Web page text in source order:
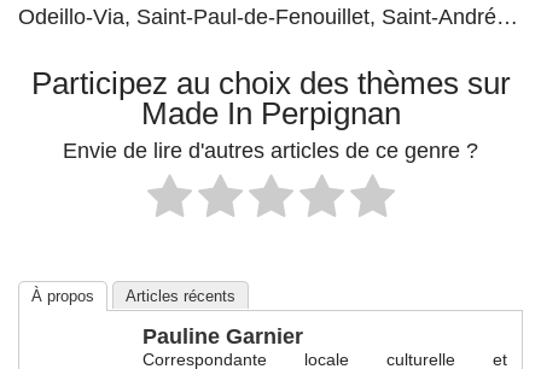
Odeillo-Via, Saint-Paul-de-Fenouillet, Saint-André…
Participez au choix des thèmes sur
Made In Perpignan
Envie de lire d'autres articles de ce genre ?
À propos Articles récents
Pauline Garnier
Correspondante locale culturelle et